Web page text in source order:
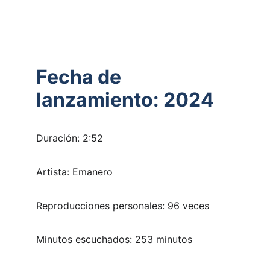
Fecha de
lanzamiento: 2024
Duración: 2:52
Artista: Emanero
Reproducciones personales: 96 veces
Minutos escuchados: 253 minutos